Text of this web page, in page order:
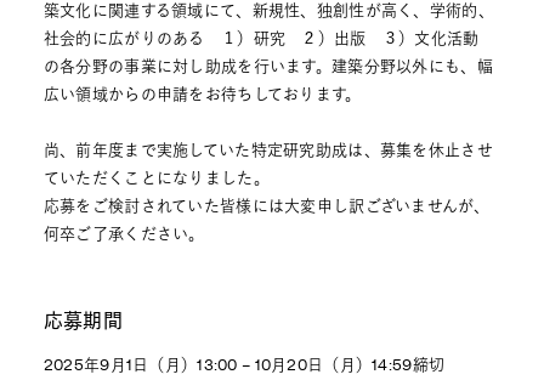
築⽂化に関連する領域にて、新規性、独創性が高く、学術的、
社会的に広がりのある １）研究 ２）出版 ３）文化活動
の各分野の事業に対し助成を⾏います。建築分野以外にも、幅
広い領域からの申請をお待ちしております。
尚、前年度まで実施していた特定研究助成は、募集を休止させ
ていただくことになりました。
応募をご検討されていた皆様には大変申し訳ございませんが、
何卒ご了承ください。
応募期間
2025年9月1日（月）13:00 – 10月20日（月）14:59締切